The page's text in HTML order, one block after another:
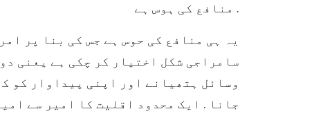
منافع کی ہوس ہے .
یہ ہی منافع کی حوس ہے جس کی بنا پر
سامراجی شکل اختیار کر چکی ہے یعنی
وسائل ہتھیانے اور اپنی پیداوار کو
جانا . ایک محدود اقلیت کا امیر سے